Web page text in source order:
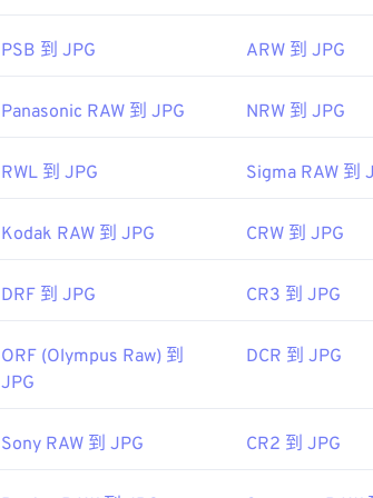
PSB 到 JPG ARW 到 JPG
Panasonic RAW 到 JPG NRW 到 JPG
RWL 到 JPG Sigma RAW 到
Kodak RAW 到 JPG CRW 到 JPG
DRF 到 JPG CR3 到 JPG
ORF (Olympus Raw) 到
JPG
DCR 到 JPG
Sony RAW 到 JPG CR2 到 JPG